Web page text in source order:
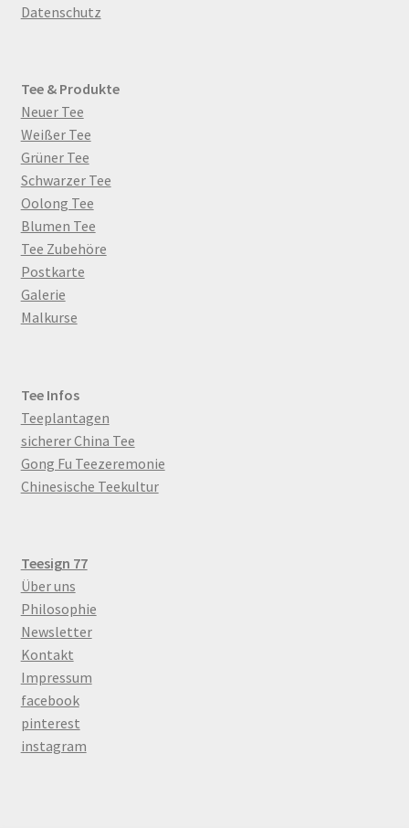
Datenschutz
Tee & Produkte
Neuer Tee
Weißer Tee
Grüner Tee
Schwarzer Tee
Oolong Tee
Blumen Tee
Tee Zubehöre
Postkarte
Galerie
Malkurse
Tee Infos
Teeplantagen
sicherer China Tee
Gong Fu Teezeremonie
Chinesische Teekultur
Teesign 77
Über uns
Philosophie
Newsletter
Kontakt
Impressum
facebook
pinterest
instagram